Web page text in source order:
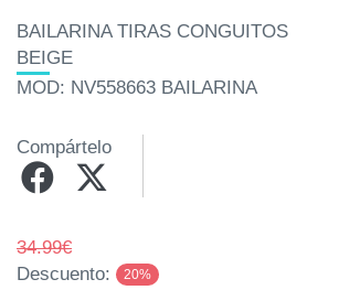
BAILARINA TIRAS CONGUITOS
BEIGE
MOD: NV558663 BAILARINA
Compártelo
34.99€
Descuento:
20%